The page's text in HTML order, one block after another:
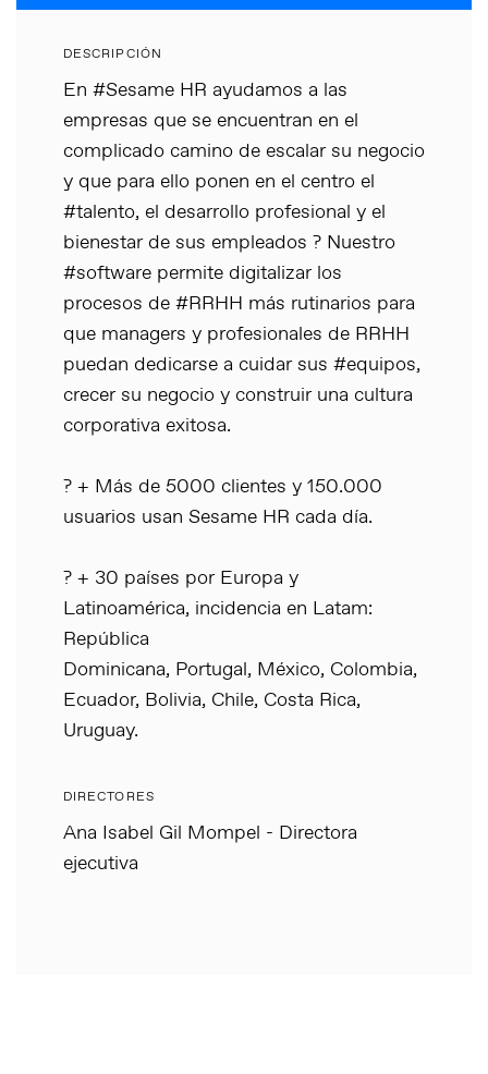
DESCRIPCIÓN
En #Sesame HR ayudamos a las
empresas que se encuentran en el
complicado camino de escalar su negocio
y que para ello ponen en el centro el
#talento, el desarrollo profesional y el
bienestar de sus empleados ? Nuestro
#software permite digitalizar los
procesos de #RRHH más rutinarios para
que managers y profesionales de RRHH
puedan dedicarse a cuidar sus #equipos,
crecer su negocio y construir una cultura
corporativa exitosa.
? + Más de 5000 clientes y 150.000
usuarios usan Sesame HR cada día.
? + 30 países por Europa y
Latinoamérica, incidencia en Latam:
República
Dominicana, Portugal, México, Colombia,
Ecuador, Bolivia, Chile, Costa Rica,
Uruguay.
DIRECTORES
Ana Isabel Gil Mompel - Directora
ejecutiva